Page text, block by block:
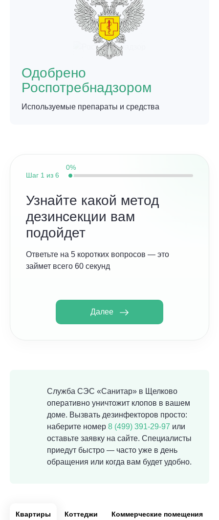
Одобрено
Роспотребнадзором
Используемые препараты и средства
Шаг 1 из 6
0%
Узнайте какой метод
дезинсекции вам
подойдет
Ответьте на 5 коротких вопросов — это
займет всего 60 секунд
Далее
Служба СЭС «Санитар» в Щелково
оперативно уничтожит клопов в вашем
доме. Вызвать дезинфекторов просто:
наберите номер 8 (499) 391-29-97 или
оставьте заявку на сайте. Специалисты
приедут быстро — часто уже в день
обращения или когда вам будет удобно.
Квартиры Коттеджи Коммерческие помещения